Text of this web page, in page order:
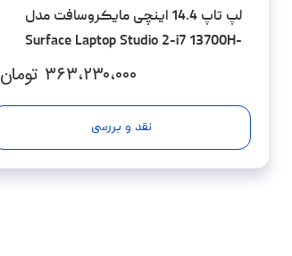
لپ تاپ 14.4 اینچی مایکروسافت مدل
Surface Laptop Studio 2-i7 13700H-
16GB LPDDR5x-512SSD-Touch
۳۶۳،۲۳۰،۰۰۰ تومان
نقد و بررسی